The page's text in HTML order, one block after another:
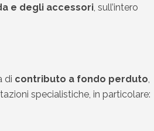
e degli accessori, sull’intero
di contributo a fondo perduto,
specialistiche, in particolare: